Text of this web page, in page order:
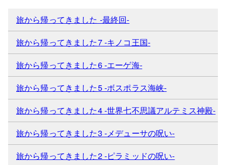
旅から帰ってきました -最終回-
旅から帰ってきました7 -キノコ王国-
旅から帰ってきました6 -エーゲ海-
旅から帰ってきました5 -ボスポラス海峡-
旅から帰ってきました4 -世界七不思議アルテミス神殿-
旅から帰ってきました3 -メデューサの呪い-
旅から帰ってきました2 -ピラミッドの呪い-